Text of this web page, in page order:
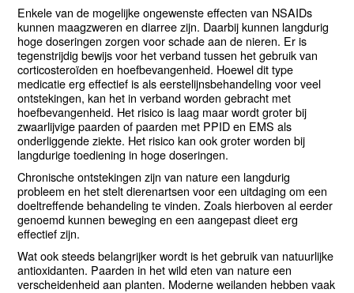
Enkele van de mogelijke ongewenste effecten van NSAIDs
kunnen maagzweren en diarree zijn. Daarbij kunnen langdurig
hoge doseringen zorgen voor schade aan de nieren. Er is
tegenstrijdig bewijs voor het verband tussen het gebruik van
corticosteroïden en hoefbevangenheid. Hoewel dit type
medicatie erg effectief is als eerstelijnsbehandeling voor veel
ontstekingen, kan het in verband worden gebracht met
hoefbevangenheid. Het risico is laag maar wordt groter bij
zwaarlijvige paarden of paarden met PPID en EMS als
onderliggende ziekte. Het risico kan ook groter worden bij
langdurige toediening in hoge doseringen.
Chronische ontstekingen zijn van nature een langdurig
probleem en het stelt dierenartsen voor een uitdaging om een
doeltreffende behandeling te vinden. Zoals hierboven al eerder
genoemd kunnen beweging en een aangepast dieet erg
effectief zijn.
Wat ook steeds belangrijker wordt is het gebruik van natuurlijke
antioxidanten. Paarden in het wild eten van nature een
verscheidenheid aan planten. Moderne weilanden hebben vaak